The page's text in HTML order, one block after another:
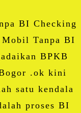
BI Checking
Tanpa BI
BPKB
.ok kini
satu kendala
proses BI